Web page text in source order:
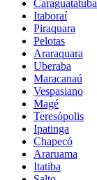
Caraguatatuba
Itaboraí
Piraquara
Pelotas
Araraquara
Uberaba
Maracanaú
Vespasiano
Magé
Teresópolis
Ipatinga
Chapecó
Araruama
Itatiba